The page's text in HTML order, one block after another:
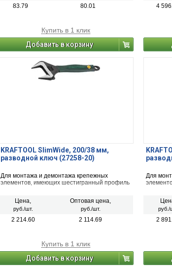
83.79 80.01
Купить в 1 клик
Добавить в корзину
4
KRAFTOOL SlimWide, 200/38 мм,
разводной ключ (27258-20)
Для монтажа и демонтажа крепежных
элементов, имеющих шестигранный профиль
Цена,
руб./шт.
Оптовая цена,
руб./шт.
2 214.60 2 114.69
Купить в 1 клик
Добавить в корзину
Для
руб./
2